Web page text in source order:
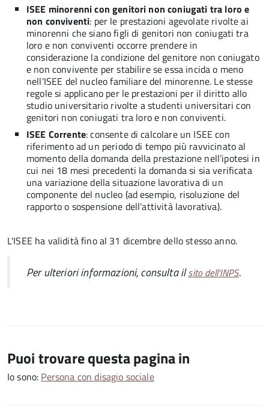
ISEE minorenni con genitori non coniugati tra loro e
non conviventi: per le prestazioni agevolate rivolte ai
minorenni che siano figli di genitori non coniugati tra
loro e non conviventi occorre prendere in
considerazione la condizione del genitore non coniugato
e non convivente per stabilire se essa incida o meno
nell’ISEE del nucleo familiare del minorenne. Le stesse
regole si applicano per le prestazioni per il diritto allo
studio universitario rivolte a studenti universitari con
genitori non coniugati tra loro e non conviventi.
ISEE Corrente: consente di calcolare un ISEE con
riferimento ad un periodo di tempo più ravvicinato al
momento della domanda della prestazione nell’ipotesi in
cui nei 18 mesi precedenti la domanda si sia verificata
una variazione della situazione lavorativa di un
componente del nucleo (ad esempio, risoluzione del
rapporto o sospensione dell’attività lavorativa).
L'ISEE ha validità fino al 31 dicembre dello stesso anno.
Per ulteriori informazioni, consulta ilsito dell'INPS.
Puoi trovare questa pagina in
Io sono: Persona con disagio sociale